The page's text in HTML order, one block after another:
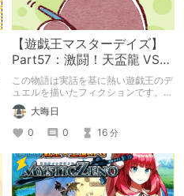
【遊戯王マスターデイズ】
Part57：激闘！天盃龍 VS
千年D【架空デュエル】
この物語は実話を基に熱い遊戯王のデ
ュエルを描いたフィクションです。
（自分用メモ：2025-05-14）
大晦日
0
0 16 分